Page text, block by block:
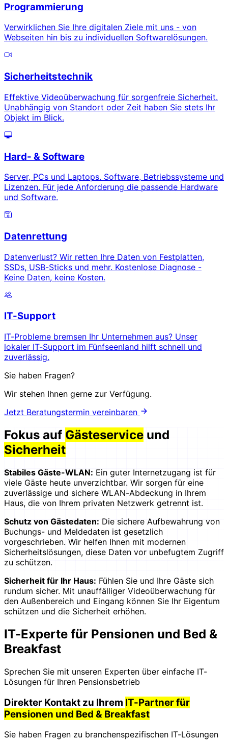
Programmierung
Verwirklichen Sie Ihre digitalen Ziele mit uns - von
Webseiten hin bis zu individuellen Softwarelösungen.
Sicherheitstechnik
Effektive Videoüberwachung für sorgenfreie Sicherheit.
Unabhängig von Standort oder Zeit haben Sie stets Ihr
Objekt im Blick.
Hard- & Software
Server, PCs und Laptops. Software, Betriebssysteme und
Lizenzen. Für jede Anforderung die passende Hardware
und Software.
Datenrettung
Datenverlust? Wir retten Ihre Daten von Festplatten,
SSDs, USB-Sticks und mehr. Kostenlose Diagnose -
Keine Daten, keine Kosten.
IT-Support
IT-Probleme bremsen Ihr Unternehmen aus? Unser
lokaler IT-Support im Fünfseenland hilft schnell und
zuverlässig.
Sie haben Fragen?
Wir stehen Ihnen gerne zur Verfügung.
Jetzt Beratungstermin vereinbaren
Fokus auf Gästeservice und
Sicherheit
Stabiles Gäste-WLAN: Ein guter Internetzugang ist für
viele Gäste heute unverzichtbar. Wir sorgen für eine
zuverlässige und sichere WLAN-Abdeckung in Ihrem
Haus, die von Ihrem privaten Netzwerk getrennt ist.
Schutz von Gästedaten: Die sichere Aufbewahrung von
Buchungs- und Meldedaten ist gesetzlich
vorgeschrieben. Wir helfen Ihnen mit modernen
Sicherheitslösungen, diese Daten vor unbefugtem Zugriff
zu schützen.
Sicherheit für Ihr Haus: Fühlen Sie und Ihre Gäste sich
rundum sicher. Mit unauffälliger Videoüberwachung für
den Außenbereich und Eingang können Sie Ihr Eigentum
schützen und die Sicherheit erhöhen.
IT-Experte für Pensionen und Bed &
Breakfast
Sprechen Sie mit unseren Experten über einfache IT-
Lösungen für Ihren Pensionsbetrieb
Direkter Kontakt zu Ihrem IT-Partner für
Pensionen und Bed & Breakfast
Sie haben Fragen zu branchenspezifischen IT-Lösungen